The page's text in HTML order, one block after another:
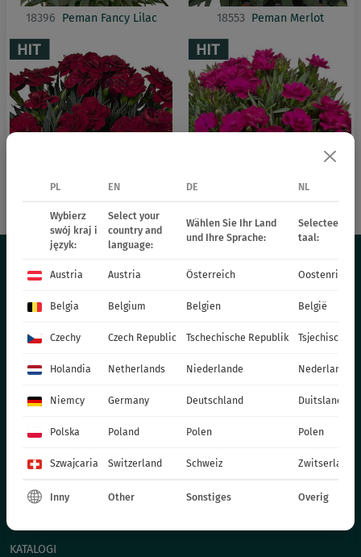
18396 Peman Fancy Lilac 18553 Peman Merlot
18562 Peman Red
OFERTA
BYLINY
TRAWY
ROŚLINY JEDNOROCZNE - WIOSENNE
ROŚLINY DONICZKOWE
CHRYZANTEMY
ROŚLINY DWULETNIE
NAWOZY
KATALOGI
PL EN DE NL
Wybierz
swój kraj i
język:
Select your
country and
language:
Wählen Sie Ihr Land
und Ihre Sprache:
Selecteer uw
taal:
Austria Austria Österreich Oostenrijk
Belgia Belgium Belgien België
Czechy Czech Republic Tschechische Republik Tsjechische
Holandia Netherlands Niederlande Nederland
Niemcy Germany Deutschland Duitsland
Polska Poland Polen Polen
Szwajcaria Switzerland Schweiz Zwitserland
Inny Other Sonstiges Overig